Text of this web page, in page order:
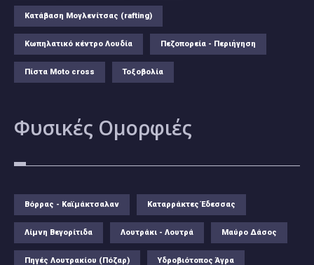
Κατάβαση Μογλενίτσας (rafting)
Κωπηλατικό κέντρο Λουδία Πεζοπορεία - Περιήγηση
Πίστα Moto cross Τοξοβολία
Φυσικές Ομορφιές
Βόρρας - Καϊμάκτσαλαν Καταρράκτες Έδεσσας
Λίμνη Βεγορίτιδα Λουτράκι - Λουτρά Μαύρο Δάσος
Πηγές Λουτρακίου (Πόζαρ) Υδροβιότοπος Άγρα